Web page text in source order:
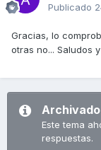
Publicado
Gracias, lo
otras no... Saludos
Archivado
Este tema
respuestas.